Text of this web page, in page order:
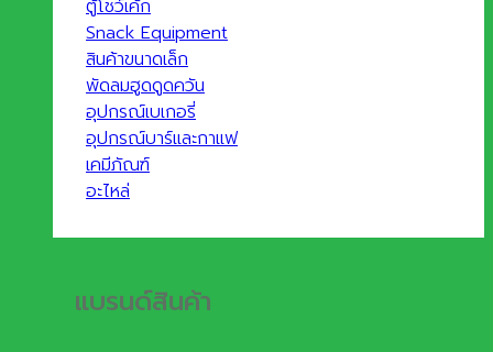
ตู้โชว์เค้ก
Snack Equipment
สินค้าขนาดเล็ก
พัดลมฮูดดูดควัน
อุปกรณ์เบเกอรี่
อุปกรณ์บาร์และกาแฟ
เคมีภัณฑ์
อะไหล่
แบรนด์สินค้า